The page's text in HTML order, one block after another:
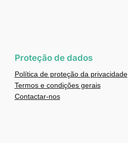
Proteção de dados
Política de proteção da privacidade
Termos e condições gerais
Contactar-nos